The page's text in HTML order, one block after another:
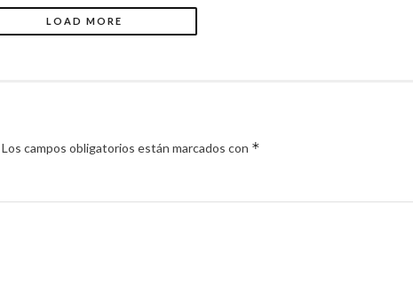
LOAD MORE
Los campos obligatorios están marcados con *